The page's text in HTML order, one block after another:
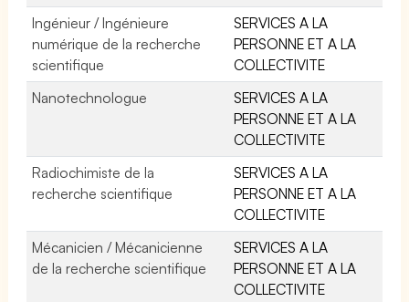
Ingénieur / Ingénieure
numérique de la recherche
scientifique
SERVICES A LA
PERSONNE ET A LA
COLLECTIVITE
Nanotechnologue
SERVICES A LA
PERSONNE ET A LA
COLLECTIVITE
Radiochimiste de la
recherche scientifique
SERVICES A LA
PERSONNE ET A LA
COLLECTIVITE
Mécanicien / Mécanicienne
de la recherche scientifique
SERVICES A LA
PERSONNE ET A LA
COLLECTIVITE